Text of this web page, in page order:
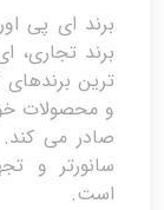
برند تجاری،
ترین
و محصولات
صادر می کند.
سانورتر و
است.